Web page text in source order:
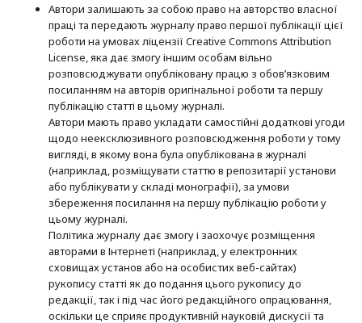
Автори залишають за собою право на авторство власної
праці та передають журналу право першої публікації цієї
роботи на умовах ліцензії Creative Commons Attribution
License, яка дає змогу іншим особам вільно
розповсюджувати опубліковану працю з обов’язковим
посиланням на авторів оригінальної роботи та першу
публікацію статті в цьому журналі.
Автори мають право укладати самостійні додаткові угоди
щодо неексклюзивного розповсюдження роботи у тому
вигляді, в якому вона була опублікована в журналі
(наприклад, розміщувати статтю в репозитарії установи
або публікувати у складі монографії), за умови
збереження посилання на першу публікацію роботи у
цьому журналі.
Політика журналу дає змогу і заохочує розміщення
авторами в Інтернеті (наприклад, у електронних
сховищах установ або на особистих веб-сайтах)
рукопису статті як до подання цього рукопису до
редакції, так і під час його редакційного опрацювання,
оскільки це сприяє продуктивній науковій дискусії та